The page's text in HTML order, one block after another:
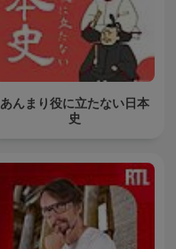
あんまり役に立たない日本
史